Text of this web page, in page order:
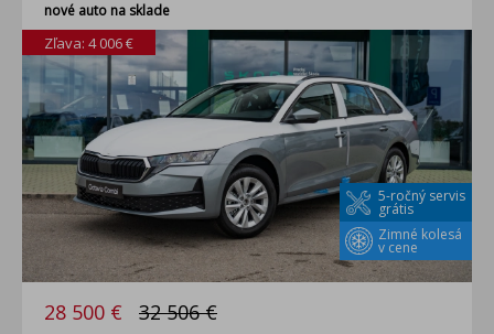
nové auto na sklade
Zimné kolesá
v cene
5-ročný servis
grátis
Zľava: 4 006 €
28 500 € 32 506 €